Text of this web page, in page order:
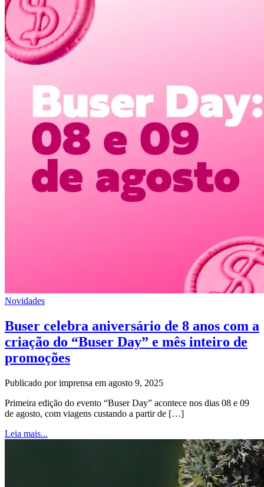
Novidades
Buser celebra aniversário de 8 anos com a
criação do “Buser Day” e mês inteiro de
promoções
Publicado por imprensa em agosto 9, 2025
Primeira edição do evento “Buser Day” acontece nos dias 08 e 09
de agosto, com viagens custando a partir de […]
Leia mais...